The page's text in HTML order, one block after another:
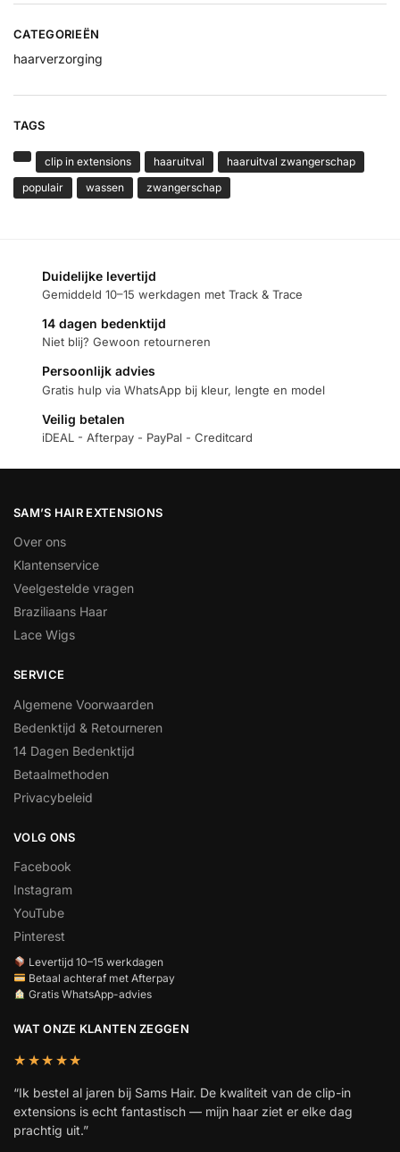
CATEGORIEËN
haarverzorging
TAGS
clip in extensions haaruitval
haaruitval zwangerschap
populair
wassen zwangerschap
Duidelijke levertijd
Gemiddeld 10–15 werkdagen met Track & Trace
14 dagen bedenktijd
Niet blij? Gewoon retourneren
Persoonlijk advies
Gratis hulp via WhatsApp bij kleur, lengte en model
Veilig betalen
iDEAL - Afterpay - PayPal - Creditcard
SAM’S HAIR EXTENSIONS
Over ons
Klantenservice
Veelgestelde vragen
Braziliaans Haar
Lace Wigs
SERVICE
Algemene Voorwaarden
Bedenktijd & Retourneren
14 Dagen Bedenktijd
Betaalmethoden
Privacybeleid
VOLG ONS
Facebook
Instagram
YouTube
Pinterest
Levertijd 10–15 werkdagen
Betaal achteraf met Afterpay
Gratis WhatsApp-advies
WAT ONZE KLANTEN ZEGGEN
★★★★★
“Ik bestel al jaren bij Sams Hair. De kwaliteit van de clip-in
extensions is echt fantastisch — mijn haar ziet er elke dag
prachtig uit.”